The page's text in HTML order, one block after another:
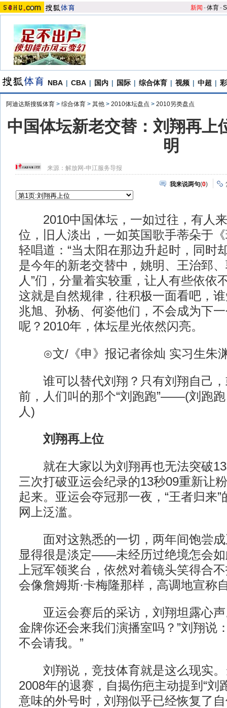
新闻 -体育-S
NBA | CBA | 国内 | 国际 | 综合体育 | 视频 | 中超 |
阿迪达斯搜狐体育 > 综合体育 > 其他 > 2010体坛盘点 > 2010另类盘点
中国体坛新老交替：刘翔再上
明
来源： 解放网-申江服务导报
我来说两句(0)
2010中国体坛，一如过往，有人来
位，旧人淡出，一如英国歌手蒂朵于
轻唱道：“当太阳在那边升起时，同时
是今年的新老交替中，姚明、王治郅
人”们，分量着实较重，让人有些依依
这就是自然规律，往积极一面看吧，
兆旭、孙杨、何姿他们，不会成为下
呢？2010年，体坛星光依然闪亮。
⊙文/《申》报记者徐灿 实习生朱
谁可以替代刘翔？只有刘翔自己，
前，人们叫的那个“刘跑跑”——(刘跑
人)
刘翔再上位
就在大家以为刘翔再也无法突破13
三次打破亚运会纪录的13秒09重新让
起来。亚运会夺冠那一夜，“王者归来
网上泛滥。
面对这熟悉的一切，两年间饱尝成
显得很是淡定——未经历过绝境怎会如
上冠军领奖台，依然对着镜头笑得合
会像詹姆斯·卡梅隆那样，高调地宣称
亚运会赛后的采访，刘翔坦露心声
金牌你还会来我们演播室吗？”刘翔说
不会请我。”
刘翔说，竞技体育就是这么现实。
2008年的退赛，自揭伤疤主动提到“刘
意味的外号时，刘翔似乎已经恢复了